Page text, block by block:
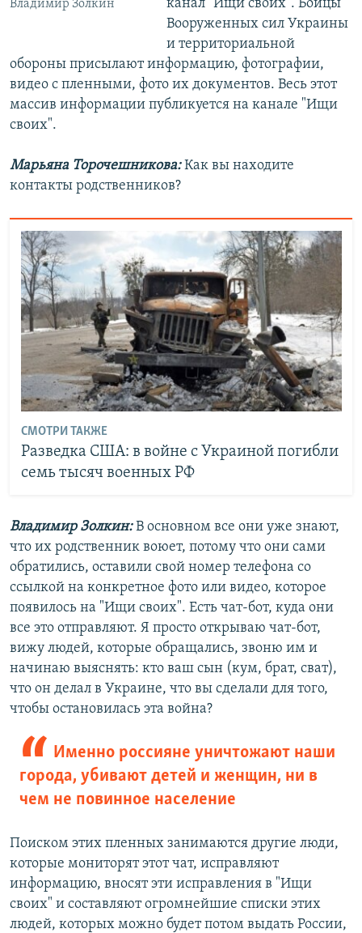
Владимир Золкин
канал "Ищи своих". Бойцы
Вооруженных сил Украины
и территориальной
обороны присылают информацию, фотографии,
видео с пленными, фото их документов. Весь этот
массив информации публикуется на канале "Ищи
своих".
Марьяна Торочешникова:Как вы находите
контакты родственников?
СМОТРИ ТАКЖЕ
Разведка США: в войне с Украиной погибли
семь тысяч военных РФ
Владимир Золкин:В основном все они уже знают,
что их родственник воюет, потому что они сами
обратились, оставили свой номер телефона со
ссылкой на конкретное фото или видео, которое
появилось на "Ищи своих". Есть чат-бот, куда они
все это отправляют. Я просто открываю чат-бот,
вижу людей, которые обращались, звоню им и
начинаю выяснять: кто ваш сын (кум, брат, сват),
что он делал в Украине, что вы сделали для того,
чтобы остановилась эта война?
Именно россияне уничтожают наши
города, убивают детей и женщин, ни в
чем не повинное население
Поиском этих пленных занимаются другие люди,
которые мониторят этот чат, исправляют
информацию, вносят эти исправления в "Ищи
своих" и составляют огромнейшие списки этих
людей, которых можно будет потом выдать России,